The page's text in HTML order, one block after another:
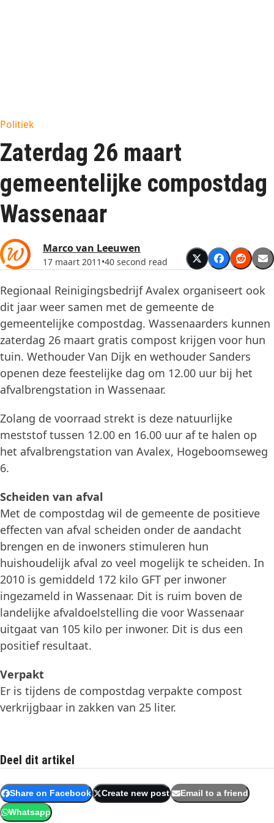
Politiek
Zaterdag 26 maart
gemeentelijke compostdag
Wassenaar
Marco van Leeuwen
17 maart 2011 •40 second read
Regionaal Reinigingsbedrijf Avalex organiseert ook
dit jaar weer samen met de gemeente de
gemeentelijke compostdag. Wassenaarders kunnen
zaterdag 26 maart gratis compost krijgen voor hun
tuin. Wethouder Van Dijk en wethouder Sanders
openen deze feestelijke dag om 12.00 uur bij het
afvalbrengstation in Wassenaar.
Zolang de voorraad strekt is deze natuurlijke
meststof tussen 12.00 en 16.00 uur af te halen op
het afvalbrengstation van Avalex, Hogeboomseweg
6.
Scheiden van afval
Met de compostdag wil de gemeente de positieve
effecten van afval scheiden onder de aandacht
brengen en de inwoners stimuleren hun
huishoudelijk afval zo veel mogelijk te scheiden. In
2010 is gemiddeld 172 kilo GFT per inwoner
ingezameld in Wassenaar. Dit is ruim boven de
landelijke afvaldoelstelling die voor Wassenaar
uitgaat van 105 kilo per inwoner. Dit is dus een
positief resultaat.
Verpakt
Er is tijdens de compostdag verpakte compost
verkrijgbaar in zakken van 25 liter.
Deel dit artikel
Share on Facebook Create new post Email to a friend
Whatsapp